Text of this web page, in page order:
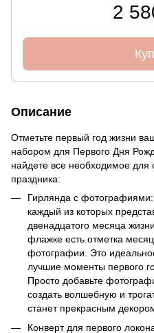
2
Описание
Отметьте первый год жизни
набором для Первого Дня
найдете все необходимое для
праздника:
Гирлянда с фотографиями:
каждый из которых
двенадцатого месяца
флажке есть отметка
фотографии. Это
лучшие моменты первого
Просто добавьте
создать волшебную и
станет прекрасным
Конверт для первого